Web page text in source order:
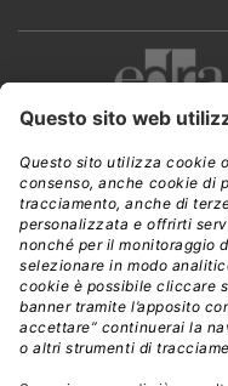
CWI è una testata
Direzione,
Viale Enrico
C.F./